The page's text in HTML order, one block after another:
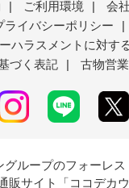
| ご利用環境 | 会
ライバシーポリシー
|
ハラスメントに対す
づく表記
| 古物営
グループのフォーレ
販サイト「ココデカウ